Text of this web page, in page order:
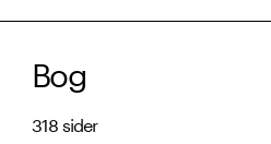
Bog
318 sider